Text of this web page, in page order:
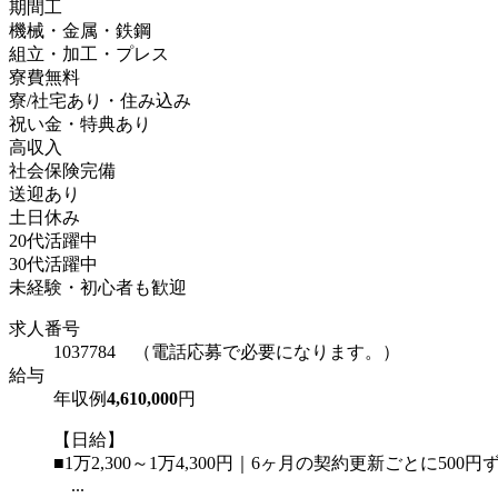
期間工
機械・金属・鉄鋼
組立・加工・プレス
寮費無料
寮/社宅あり・住み込み
祝い金・特典あり
高収入
社会保険完備
送迎あり
土日休み
20代活躍中
30代活躍中
未経験・初心者も歓迎
求人番号
1037784 （電話応募で必要になります。）
給与
年収例4,610,000円
【日給】
■1万2,300～1万4,300円｜6ヶ月の契約更新ごとに500円
...